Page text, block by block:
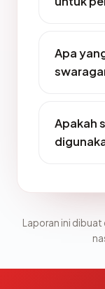
Apa
Apakah
Laporan ini